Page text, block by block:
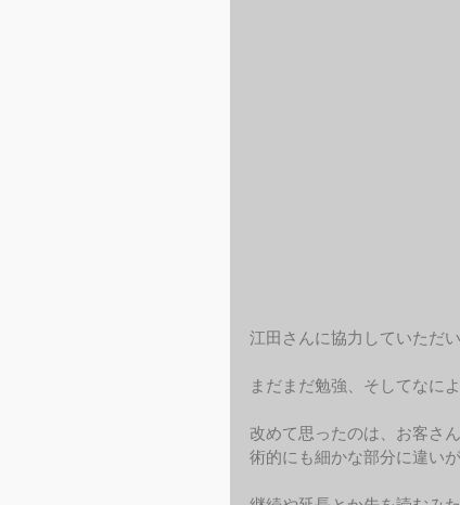
江田さんに協力していただ
まだまだ勉強、そしてなに
改めて思ったのは、お客さ
術的にも細かな部分に違い